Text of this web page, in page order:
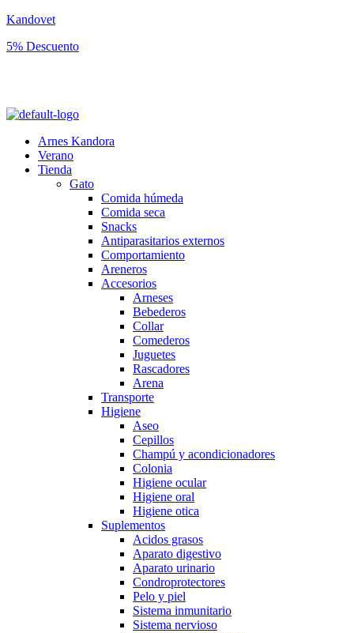
Kandovet
5% Descuento
Arnes Kandora
Verano
Tienda
Gato
Comida húmeda
Comida seca
Snacks
Antiparasitarios externos
Comportamiento
Areneros
Accesorios
Arneses
Bebederos
Collar
Comederos
Juguetes
Rascadores
Arena
Transporte
Higiene
Aseo
Cepillos
Champú y acondicionadores
Colonia
Higiene ocular
Higiene oral
Higiene otica
Suplementos
Acidos grasos
Aparato digestivo
Aparato urinario
Condroprotectores
Pelo y piel
Sistema inmunitario
Sistema nervioso